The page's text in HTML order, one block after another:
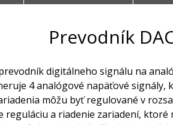
Prevodník
digitálneho signálu na
4 analógové napäťové signály,
môžu byť regulované v
reguláciu a riadenie zariadení,